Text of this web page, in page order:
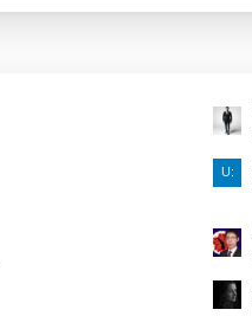
r
e
ä
e
L
e
t
z
e
L
e
t
z